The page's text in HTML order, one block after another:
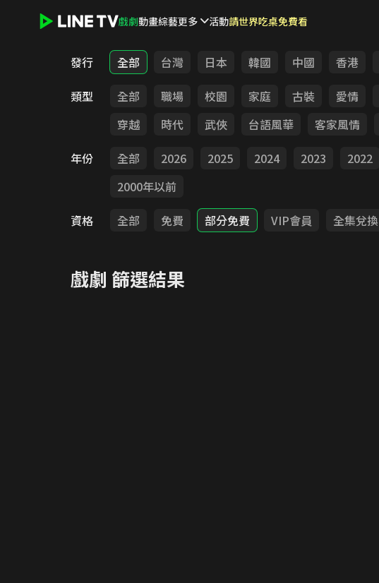
戲劇動畫綜藝更多 活動請世界吃桌免費看
發行 全部 台灣 日本 韓國 中國 香港
類型
全部 職場 校園 家庭 古裝 愛情
穿越
時代 武俠 台語風華 客家風情
年份
全部 2026 2025 2024 2023 2022
2000年以前
資格
全部 免費 部分免費 VIP會員 全集兌換
戲劇 篩選結果